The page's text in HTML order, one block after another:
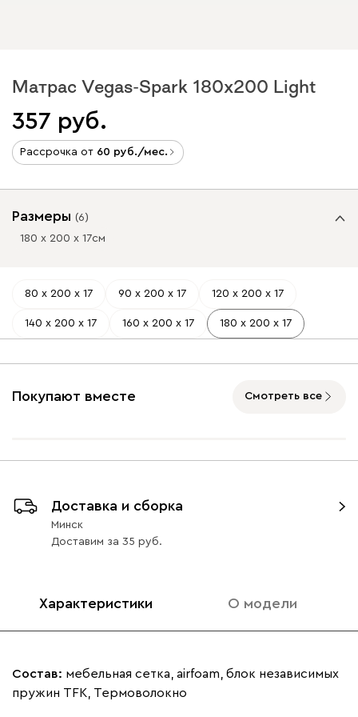
Матрас Vegas-Spark 180x200 Light
357
Рассрочка от 60 /мес.
Размеры (6)
180 х 200 х 17см
80 х 200 х 17 90 х 200 х 17 120 х 200 х 17
140 х 200 х 17 160 х 200 х 17 180 х 200 х 17
Покупают вместе Смотреть все
Доставка и сборка
Минск
Доставим за 35
Характеристики О модели
Состав: мебельная сетка, airfoam, блок независимых
пружин TFK, Термоволокно